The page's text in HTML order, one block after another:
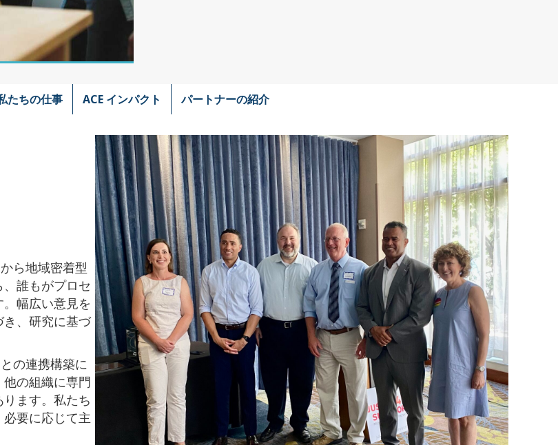
たちの仕事 ACE インパクト パートナーの紹介
ら地域密着型
誰もがプロセ
幅広い意見を
、研究に基づ
の連携構築に
の組織に専門
ます。私たち
要に応じて主